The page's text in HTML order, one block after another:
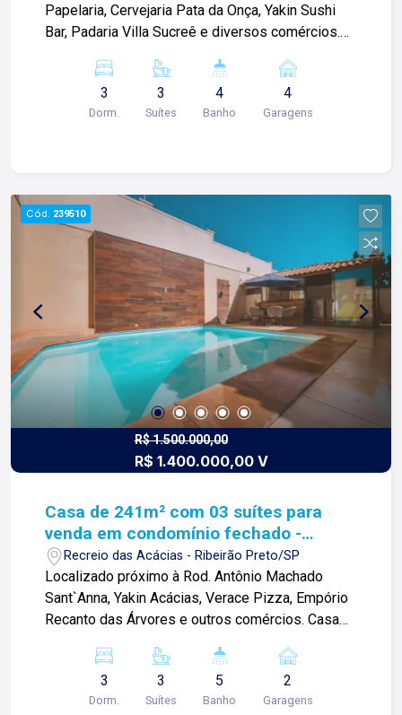
Papelaria, Cervejaria Pata da Onça, Yakin Sushi
Bar, Padaria Villa Sucreê e diversos comércios.
climatizados com armários; -Sala ampla 02
ambientes; -01 lavabo; -Cozinha planejada; -
Varanda gourmet; -Área de serviço com armários;
construindo relacionamentos e confiança com
clientes e proprietários.
3
Dorm.
3
Suítes
4
Banho
4
Garagens
Cód. 239510
R$ 1.500.000,00
R$ 1.400.000,00 V
Casa de 241m² com 03 suítes para
venda em condomínio fechado -
Recreio das Acácias
Recreio das Acácias - Ribeirão Preto/SP
Localizado próximo à Rod. Antônio Machado
Sant`Anna, Yakin Acácias, Verace Pizza, Empório
Recanto das Árvores e outros comércios. Casa
Sala 02 ambientes; -Escritório; -01 lavabo; -
Cozinha planejada com cooktop por indução,
forno elétrico e micro-ondas embutido; -
3
Dorm.
3
Suítes
5
Banho
2
Garagens